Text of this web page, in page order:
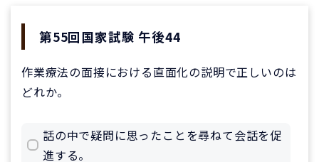
第55回国家試験 午後44
作業療法の面接における直面化の説明で正しいのは
どれか。
話の中で疑問に思ったことを尋ねて会話を促
進する。